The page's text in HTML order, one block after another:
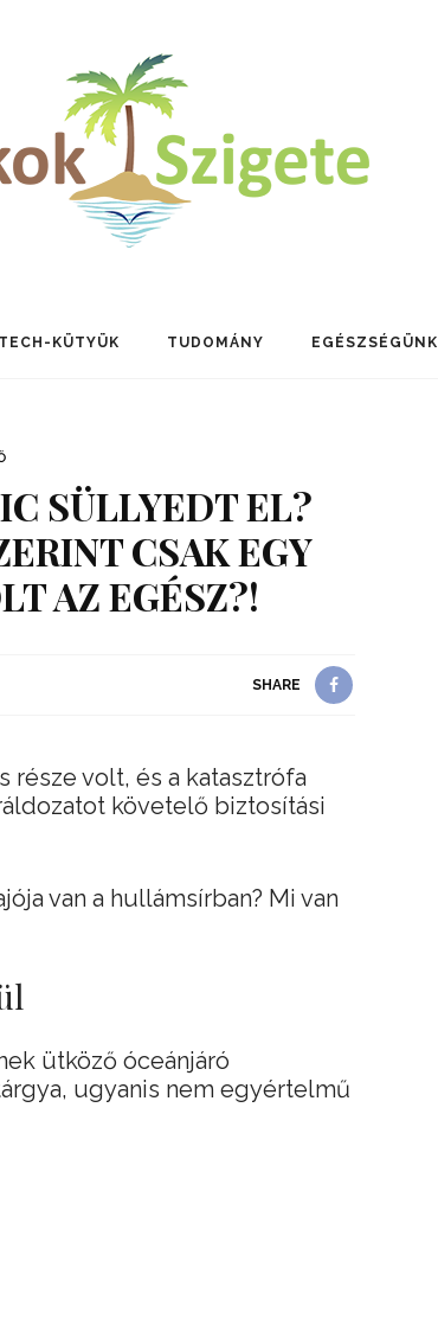
TECH-KÜTYÜK TUDOMÁNY EGÉSZSÉGÜNK
SÜLLYEDT EL?
CSAK EGY
AZ EGÉSZ?!
SHARE
része volt, és a katasztrófa
követelő biztosítási
van a hullámsírban? Mi van
ütköző óceánjáró
ugyanis nem egyértelmű